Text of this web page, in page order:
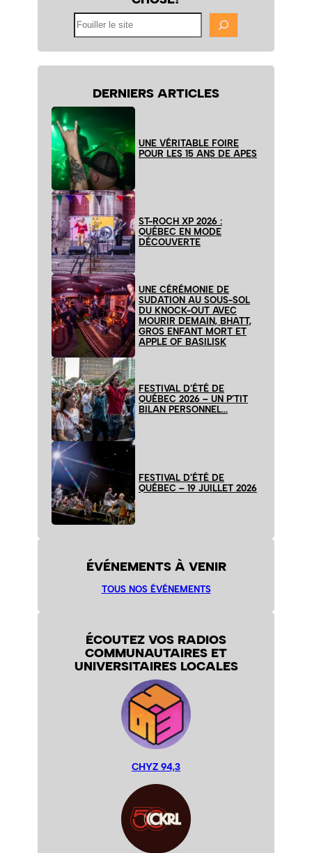
Fouiller
DERNIERS ARTICLES
UNE VÉRITABLE FOIRE
POUR LES 15 ANS DE APES
ST-ROCH XP 2026 :
QUÉBEC EN MODE
DÉCOUVERTE
UNE CÉRÉMONIE DE
SUDATION AU SOUS-SOL
DU KNOCK-OUT AVEC
MOURIR DEMAIN, BHATT,
GROS ENFANT MORT ET
APPLE OF BASILISK
FESTIVAL D’ÉTÉ DE
QUÉBEC 2026 – UN P’TIT
BILAN PERSONNEL…
FESTIVAL D’ÉTÉ DE
QUÉBEC – 19 JUILLET 2026
ÉVÉNEMENTS À VENIR
TOUS NOS ÉVÉNEMENTS
ÉCOUTEZ VOS RADIOS
COMMUNAUTAIRES ET
UNIVERSITAIRES LOCALES
CHYZ 94,3